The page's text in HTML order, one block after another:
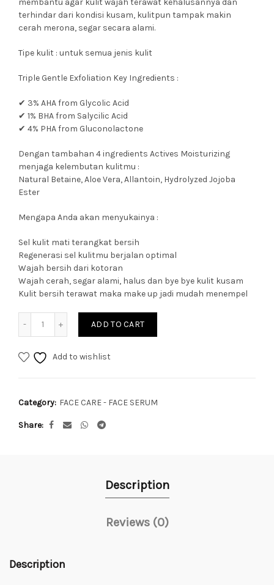
membantu agar kulit wajah terawat kehalusannya dan
terhindar dari kondisi kusam, kulitpun tampak makin
cerah merona, segar secara alami.
Tipe kulit : untuk semua jenis kulit
Triple Gentle Exfoliation Key Ingredients :
✔ 3% AHA from Glycolic Acid
✔ 1% BHA from Salycilic Acid
✔ 4% PHA from Gluconolactone
Dengan tambahan 4 ingredients Actives Moisturizing
menjaga kelembutan kulitmu :
Natural Betaine, Aloe Vera, Allantoin, Hydrolyzed Jojoba
Ester
Mengapa Anda akan menyukainya :
Sel kulit mati terangkat bersih
Regenerasi sel kulitmu berjalan optimal
Wajah bersih dari kotoran
Wajah cerah, segar alami, halus dan bye bye kulit kusam
Kulit bersih terawat maka make up jadi mudah menempel
Quantity
ADD TO CART
Add to wishlist
Category: FACE CARE - FACE SERUM
Share
Description
Reviews (0)
Description